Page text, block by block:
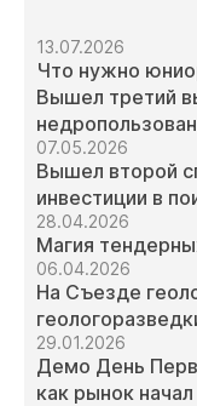
13.07.2026
Что нужно
Вышел третий
07.05.2026
Вышел второй
инвестиции в
28.04.2026
Магия
06.04.2026
На Съезде
29.01.2026
Демо День
как рынок